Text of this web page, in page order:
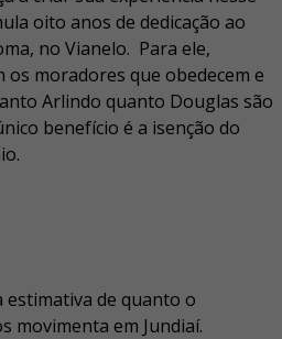
oito anos de dedicação ao
no Vianelo. Para ele,
moradores que obedecem e
Arlindo quanto Douglas são
benefício é a isenção do
estimativa de quanto o
movimenta em Jundiaí.